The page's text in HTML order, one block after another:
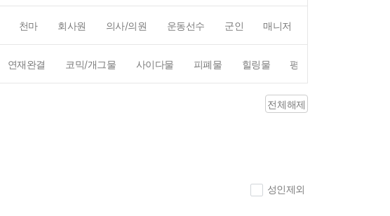
천마 회사원 의사/의원 운동선수 군인 매니저
연재완결 코믹/개그물 사이다물 피폐물 힐링물 평점4점이상
전체해제
성인제외